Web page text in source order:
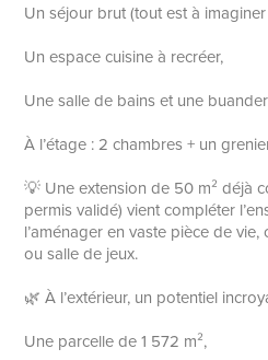
Un séjour brut (tout est à imaginer
Un espace cuisine à recréer,
Une salle de bains et une
À l’étage : 2 chambres + un
💡 Une extension de 50 m² déjà
permis validé) vient compléter
l’aménager en vaste pièce de
ou salle de jeux.
🌿 À l’extérieur, un potentiel
Une parcelle de 1 572 m²,